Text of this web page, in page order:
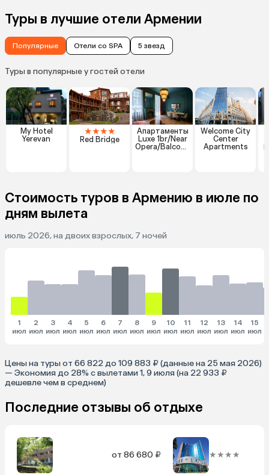
Туры в лучшие отели Армении
Популярные Отели со SPA 5 звезд
Туры в популярные у гостей отели
My Hotel
Yerevan
★★★★
Red Bridge
Апартаменты
Luxe 1br/Near
Opera/Balcony
Welcome City
Center
Apartments
Стоимость туров в Армению в июле по
дням вылета
июль 2026, на двоих взрослых, 7 ночей
1
июл
2
июл
3
июл
4
июл
5
июл
6
июл
7
июл
8
июл
9
июл
10
июл
11
июл
12
июл
13
июл
14
июл
15
июл
Цены на туры от 66 822 до 109 883 ₽ (данные на 25 мая 2026)
— Экономия до 28% с вылетами 1, 9 июля (на 22 933 ₽
дешевле чем в среднем)
Последние отзывы об отдыхе
от 86 680 ₽ ★★★★